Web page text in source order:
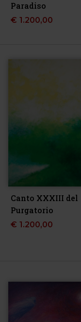
Paradiso
€ 1.200,00
Canto XXXIII del
Purgatorio
€ 1.200,00